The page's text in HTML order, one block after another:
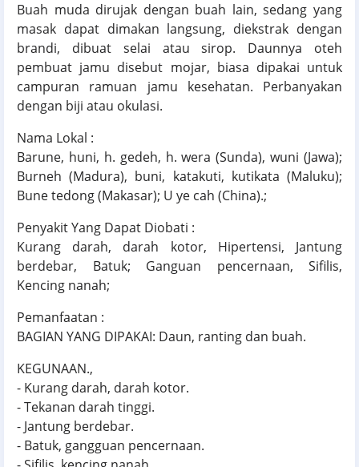
Buah muda dirujak dengan buah lain, sedang yang
masak dapat dimakan langsung, diekstrak dengan
brandi, dibuat selai atau sirop. Daunnya oteh
pembuat jamu disebut mojar, biasa dipakai untuk
campuran ramuan jamu kesehatan. Perbanyakan
dengan biji atau okulasi.
Nama Lokal :
Barune, huni, h. gedeh, h. wera (Sunda), wuni (Jawa);
Burneh (Madura), buni, katakuti, kutikata (Maluku);
Bune tedong (Makasar); U ye cah (China).;
Penyakit Yang Dapat Diobati :
Kurang darah, darah kotor, Hipertensi, Jantung
berdebar, Batuk; Ganguan pencernaan, Sifilis,
Kencing nanah;
Pemanfaatan :
BAGIAN YANG DIPAKAI: Daun, ranting dan buah.
KEGUNAAN.,
- Kurang darah, darah kotor.
- Tekanan darah tinggi.
- Jantung berdebar.
- Batuk, gangguan pencernaan.